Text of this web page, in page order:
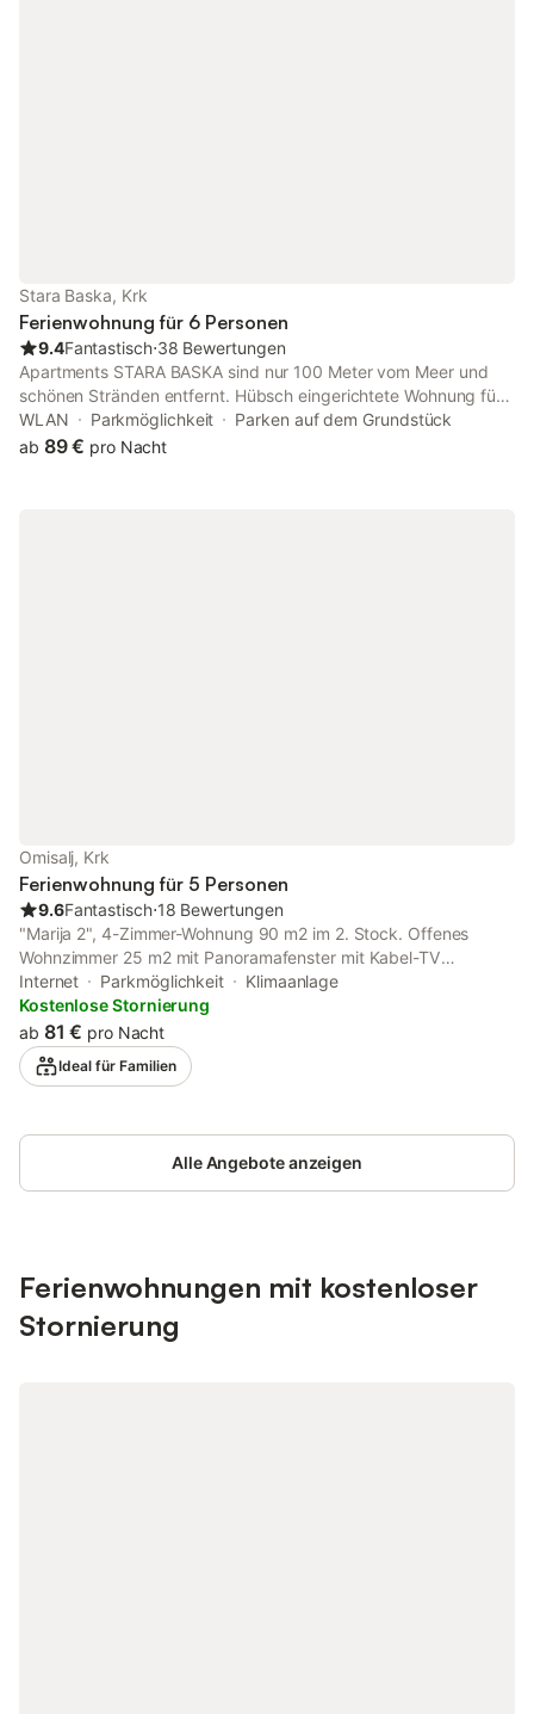
Stara Baska, Krk
Ferienwohnung für 6 Personen
9.4Fantastisch⋅38 Bewertungen
Apartments STARA BASKA sind nur 100 Meter vom Meer und
schönen Stränden entfernt. Hübsch eingerichtete Wohnung für
6 Personen im zweiten Stock des Hauses. Es verfügt über zwei
Schlafzimmer, zwei Badezimmer, Wohnzimmer, Küche mit
WLAN Parkmöglichkeit
Parken auf dem Grundstück
ab 89 € pro Nacht
Omisalj, Krk
Ferienwohnung für 5 Personen
9.6Fantastisch⋅18 Bewertungen
"Marija 2", 4-Zimmer-Wohnung 90 m2 im 2. Stock. Offenes
Wohnzimmer 25 m2 mit Panoramafenster mit Kabel-TV
(Flachbildschirm), Klimaanlage. Ausgang zum Balkon. 1 Zimmer
mit 1 franz. Bett (140 cm, Länge 200 cm). Ausgang zum Balkon.
1 Zimmer mit 1 franz. Bett (160 cm, Länge 200 cm). 1 Zimmer
mit 1 Bett (90 cm, Länge 200 cm). Ausgang zum Balkon.
Esszimmer. Ausgang zum Balkon. Offene Küche (4 Kochplatten,
m2, Südwestlage, Nordostlage. Balkonmöbel. Sicht auf das
Meer. Zur Verfügung: Waschmaschine. Internet (WLAN, gratis).
Bitte beachten: Maximal 1 Haustier/Hund erlaubt. Eigener
Internet Parkmöglichkeit
Klimaanlage
Kostenlose Stornierung
ab 81 € pro Nacht
Ideal für Familien
Alle Angebote anzeigen
Ferienwohnungen mit kostenloser
Stornierung